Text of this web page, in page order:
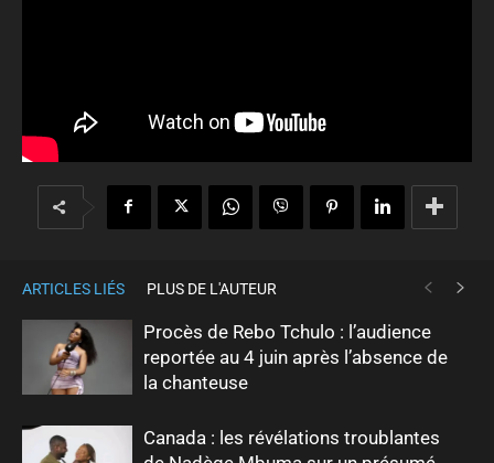
ARTICLES LIÉS PLUS DE L'AUTEUR
Procès de Rebo Tchulo : l’audience
reportée au 4 juin après l’absence de
la chanteuse
Canada : les révélations troublantes